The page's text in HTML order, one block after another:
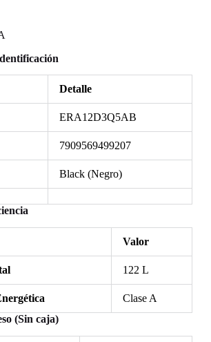
Detalle
ERA12D3Q5AB
7909569499207
Black (Negro)
Valor
122 L
Clase A
(Sin caja)